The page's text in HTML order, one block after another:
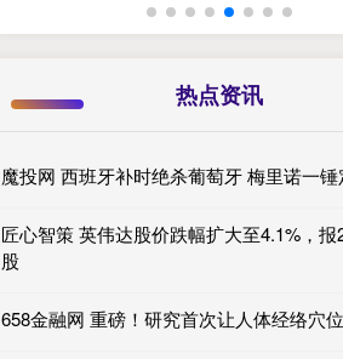
热点资讯
魔投网 西班牙补时绝杀葡萄牙 梅里诺一
匠心智策 英伟达股价跌幅扩大至4.1%，报
股
658金融网 重磅！研究首次让人体经络穴